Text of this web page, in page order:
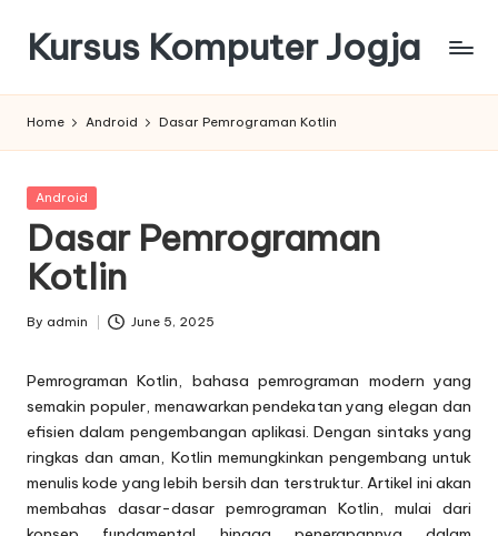
content
Kursus Komputer Jogja
Home Android Dasar Pemrograman Kotlin
Posted
Android
Dasar Pemrograman
Kotlin
Posted
By admin June 5, 2025
Pemrograman Kotlin, bahasa pemrograman modern yang
semakin populer, menawarkan pendekatan yang elegan dan
efisien dalam pengembangan aplikasi. Dengan sintaks yang
ringkas dan aman, Kotlin memungkinkan pengembang untuk
menulis kode yang lebih bersih dan terstruktur. Artikel ini akan
membahas dasar-dasar pemrograman Kotlin, mulai dari